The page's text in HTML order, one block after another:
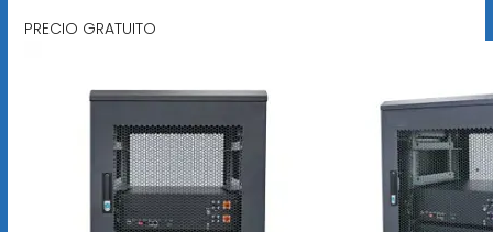
PRECIO GRATUITO